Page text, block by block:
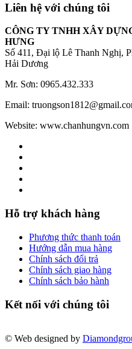
Liên hệ với chúng tôi
CÔNG TY TNHH XÂY
HƯNG
Số 411, Đại lộ Lê Thanh Nghị,
Hải Dương
Mr. Sơn: 0965.432.333
Email:
Website: www.chanhungvn.com
Hỗ trợ khách hàng
Phương thức thanh toán
Hướng dẫn mua hàng
Chính sách đổi trả
Chính sách giao hàng
Chính sách bảo hành
Kết nối với chúng tôi
© Web designed by